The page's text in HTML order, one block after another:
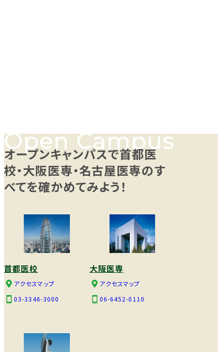
オープンキャンパスで首都医
校・大阪医専・名古屋医専のす
べてを確かめてみよう！
首都医校
アクセスマップ
03-3346-3000
大阪医専
アクセスマップ
06-6452-0110